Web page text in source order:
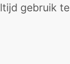
gebruik te